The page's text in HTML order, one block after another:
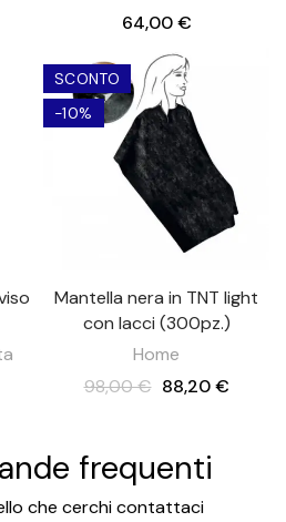
64,00 €
SCONTO
-10%
Mantella nera in TNT light
con lacci (300pz.)
Home
98,00 € 88,20 €
frequenti
che cerchi contattaci